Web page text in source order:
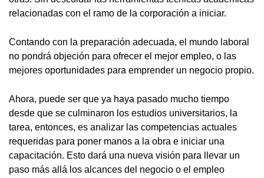
relacionadas con el ramo de la corporación a iniciar.
Contando con la preparación adecuada, el mundo laboral
no pondrá objeción para ofrecer el mejor empleo, o las
mejores oportunidades para emprender un negocio propio.
Ahora, puede ser que ya haya pasado mucho tiempo
desde que se culminaron los estudios universitarios, la
tarea, entonces, es analizar las competencias actuales
requeridas para poner manos a la obra e iniciar una
capacitación. Esto dará una nueva visión para llevar un
paso más allá los alcances del negocio o el empleo